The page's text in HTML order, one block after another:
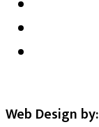
Web Design by: